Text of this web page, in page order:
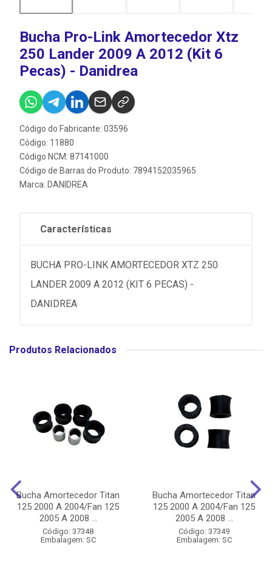
Bucha Pro-Link Amortecedor Xtz
250 Lander 2009 A 2012 (Kit 6
Pecas) - Danidrea
Código do Fabricante: 03596
Código: 11880
Código NCM: 87141000
Código de Barras do Produto: 7894152035965
Marca: DANIDREA
Características
BUCHA PRO-LINK AMORTECEDOR XTZ 250
LANDER 2009 A 2012 (KIT 6 PECAS) -
DANIDREA
Produtos Relacionados
Bucha Amortecedor Titan
125 2000 A 2004/Fan 125
2005 A 2008 ...
Código: 37348
Embalagem: SC
Bucha Amortecedor Titan
125 2000 A 2004/Fan 125
2005 A 2008 ...
Código: 37349
Embalagem: SC